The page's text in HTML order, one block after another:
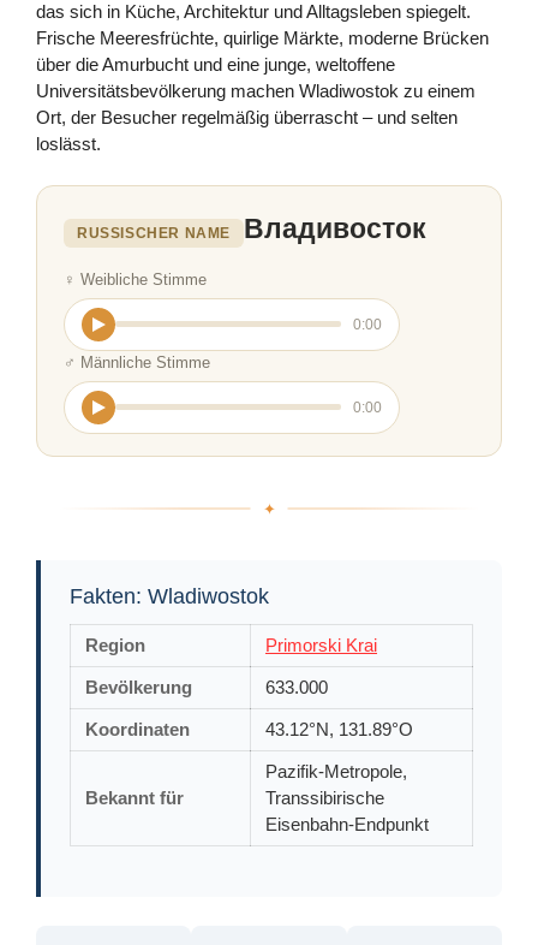
das sich in Küche, Architektur und Alltagsleben spiegelt.
Frische Meeresfrüchte, quirlige Märkte, moderne Brücken
über die Amurbucht und eine junge, weltoffene
Universitätsbevölkerung machen Wladiwostok zu einem
Ort, der Besucher regelmäßig überrascht – und selten
loslässt.
RUSSISCHER NAME Владивосток
♀ Weibliche Stimme
0:00
♂ Männliche Stimme
0:00
Fakten: Wladiwostok
Region Primorski Krai
Bevölkerung 633.000
Koordinaten 43.12°N, 131.89°O
Bekannt für
Pazifik-Metropole,
Transsibirische
Eisenbahn-Endpunkt